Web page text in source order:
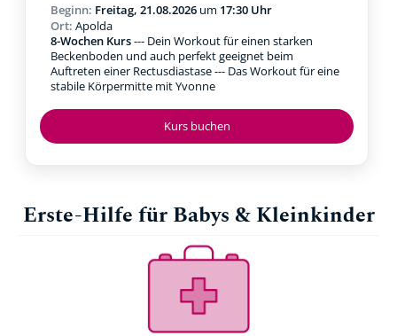
Kurs buchen
Beginn: Freitag, 21.08.2026 um 17:30 Uhr
Ort: Apolda
8-Wochen Kurs--- Dein Workout für einen starken
Beckenboden und auch perfekt geeignet beim
Auftreten einer Rectusdiastase --- Das Workout für eine
stabile Körpermitte mit Yvonne
Erste-Hilfe für Babys & Kleinkinder